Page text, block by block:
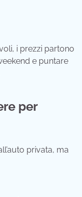
i prezzi partono
e puntare
per
privata, ma